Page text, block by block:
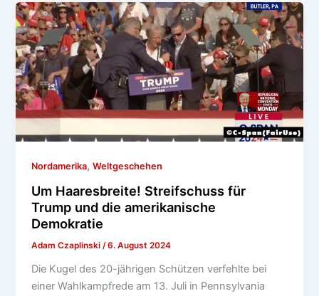
Nordamerika,Weltgeschehen
Um Haaresbreite! Streifschuss für
Trump und die amerikanische
Demokratie
Adam Czaplinski/6. August 2024
Die Kugel des 20-jährigen Schützen verfehlte bei
einer Wahlkampfrede am 13. Juli in Pennsylvania